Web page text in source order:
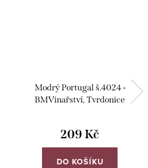
Modrý Portugal š.4024 -
BMVinařství, Tvrdonice
209 Kč
DO KOŠÍKU